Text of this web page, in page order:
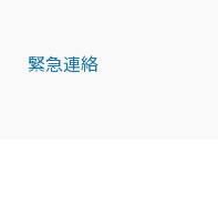
緊急連絡